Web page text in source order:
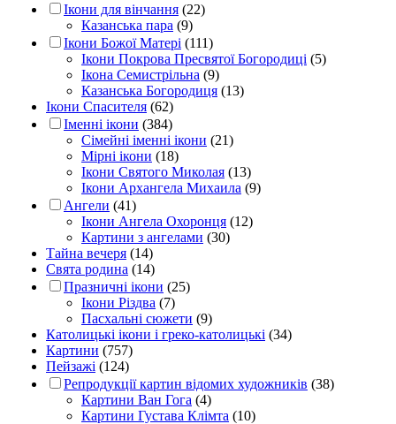
Ікони для вінчання (22)
Казанська пара (9)
Ікони Божої Матері (111)
Ікони Покрова Пресвятої Богородиці (5)
Ікона Семистрільна (9)
Казанська Богородиця (13)
Ікони Спасителя (62)
Іменні ікони (384)
Сімейні іменні ікони (21)
Мірні ікони (18)
Ікони Святого Миколая (13)
Ікони Архангела Михаила (9)
Ангели (41)
Ікони Ангела Охоронця (12)
Картини з ангелами (30)
Тайна вечеря (14)
Свята родина (14)
Празничні ікони (25)
Ікони Різдва (7)
Пасхальні сюжети (9)
Католицькі ікони і греко-католицькі (34)
Картини (757)
Пейзажі (124)
Репродукції картин відомих художників (38)
Картини Ван Гога (4)
Картини Густава Клімта (10)